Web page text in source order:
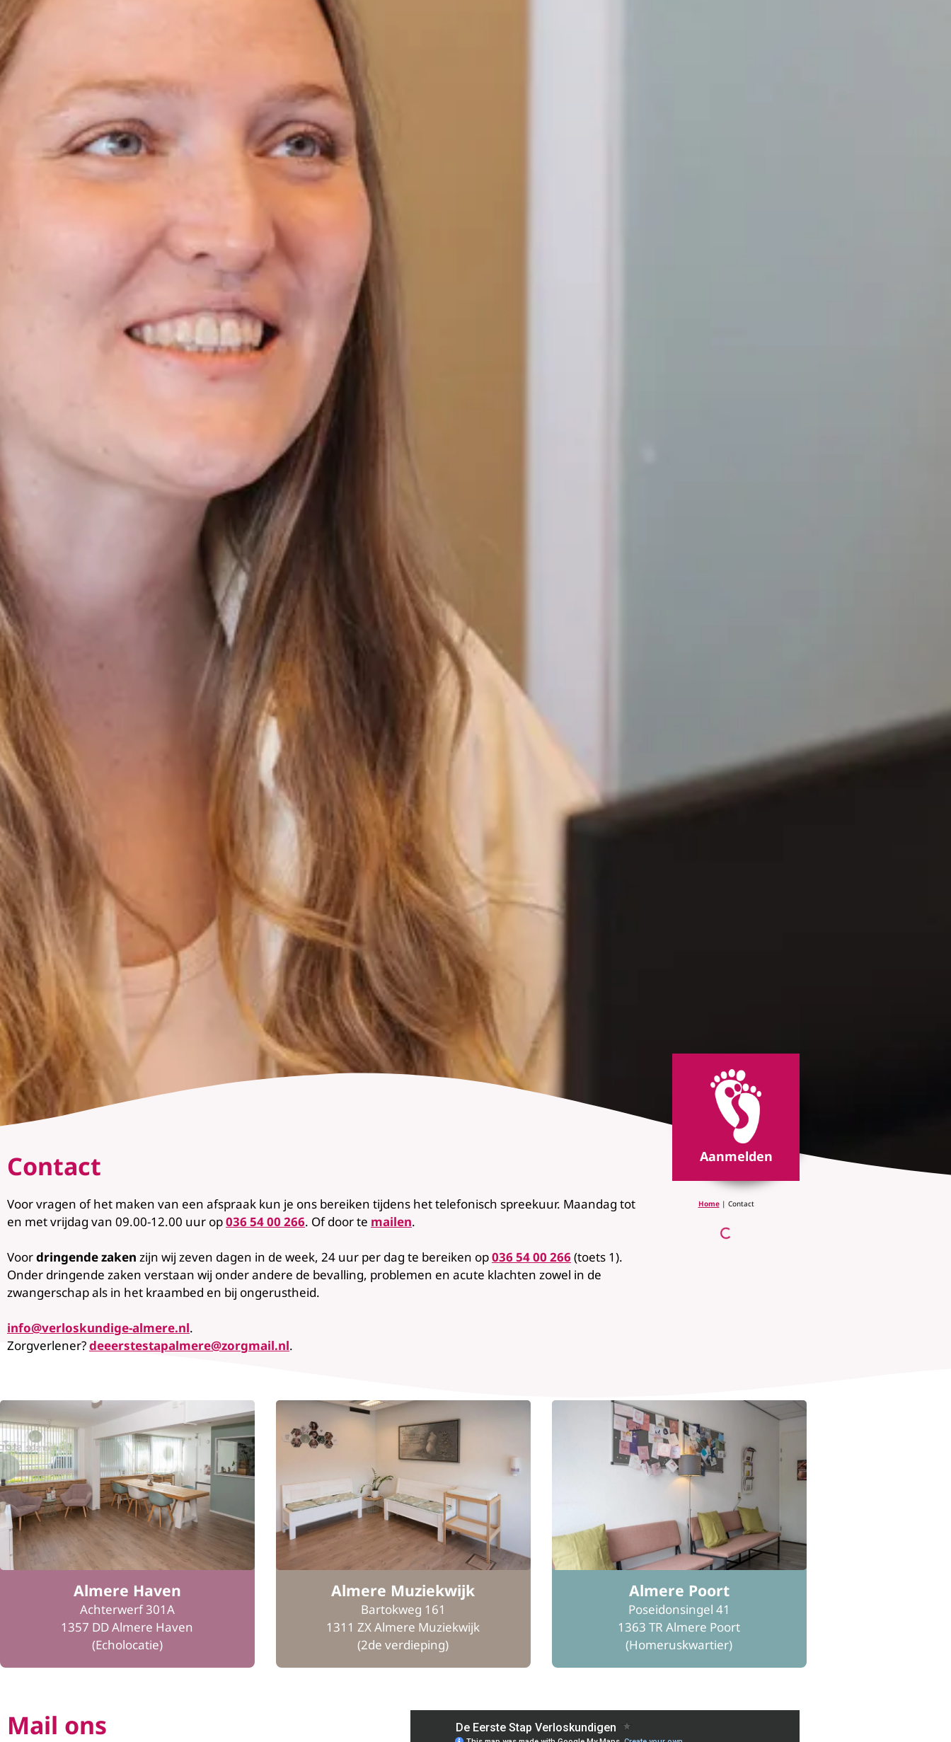
Contact Aanmelden
Voor vragen of het maken van een afspraak kun je ons bereiken tijdens het telefonisch spreekuur. Maandag tot
en met vrijdag van 09.00-12.00 uur op036 54 00 266. Of door te mailen.
Voordringende zaken zijn wij zeven dagen in de week, 24 uur per dag te bereiken op036 54 00 266(toets 1).
Onder dringende zaken verstaan wij onder andere de bevalling, problemen en acute klachten zowel in de
zwangerschap als in het kraambed en bij ongerustheid.
info@verloskundige-almere.nl.
Zorgverlener?deeerstestapalmere@zorgmail.nl.
Home| Contact
Almere Haven
Achterwerf 301A
1357 DD Almere Haven
(Echolocatie)
Almere Muziekwijk
Bartokweg 161
1311 ZX Almere Muziekwijk
(2de verdieping)
Almere Poort
Poseidonsingel 41
1363 TR Almere Poort
(Homeruskwartier)
Mail ons